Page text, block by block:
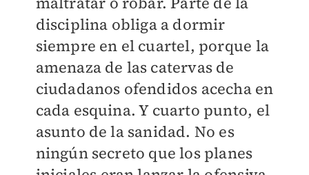
disciplina obliga a dormir
siempre en el cuartel, porque la
amenaza de las catervas de
ciudadanos ofendidos acecha en
cada esquina. Y cuarto punto, el
asunto de la sanidad. No es
ningún secreto que los planes